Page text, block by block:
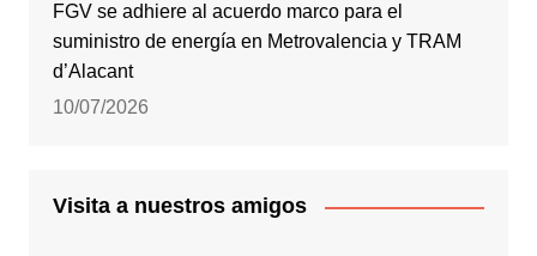
FGV se adhiere al acuerdo marco para el
suministro de energía en Metrovalencia y TRAM
d’Alacant
10/07/2026
Visita a nuestros amigos